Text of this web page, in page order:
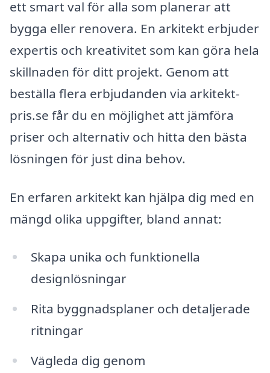
ett smart val för alla som planerar att
bygga eller renovera. En arkitekt erbjuder
expertis och kreativitet som kan göra hela
skillnaden för ditt projekt. Genom att
beställa flera erbjudanden via arkitekt-
pris.se får du en möjlighet att jämföra
priser och alternativ och hitta den bästa
lösningen för just dina behov.
En erfaren arkitekt kan hjälpa dig med en
mängd olika uppgifter, bland annat:
Skapa unika och funktionella
designlösningar
Rita byggnadsplaner och detaljerade
ritningar
Vägleda dig genom